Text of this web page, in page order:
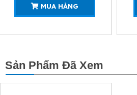
MUA HÀNG
Sản Phẩm Đã Xem